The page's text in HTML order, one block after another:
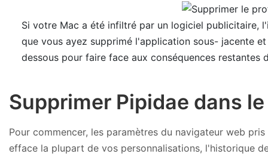
Si votre Mac a été infiltré par un logiciel publicitaire,
que vous ayez supprimé l'application sous- jacente
dessous pour faire face aux conséquences restantes
Supprimer Pipidae dans
Pour commencer, les paramètres du navigateur web
efface la plupart de vos personnalisations, l'historique